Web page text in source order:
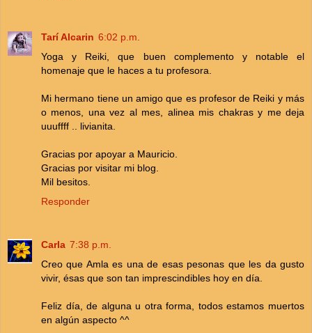
Tarí Alcarin 6:02 p.m.
Yoga y Reiki, que buen complemento y notable el
homenaje que le haces a tu profesora.
Mi hermano tiene un amigo que es profesor de Reiki y más
o menos, una vez al mes, alinea mis chakras y me deja
uuuffff .. livianita.
Gracias por apoyar a Mauricio.
Gracias por visitar mi blog.
Mil besitos.
Responder
Carla 7:38 p.m.
Creo que Amla es una de esas pesonas que les da gusto
vivir, ésas que son tan imprescindibles hoy en día.
Feliz día, de alguna u otra forma, todos estamos muertos
en algún aspecto ^^